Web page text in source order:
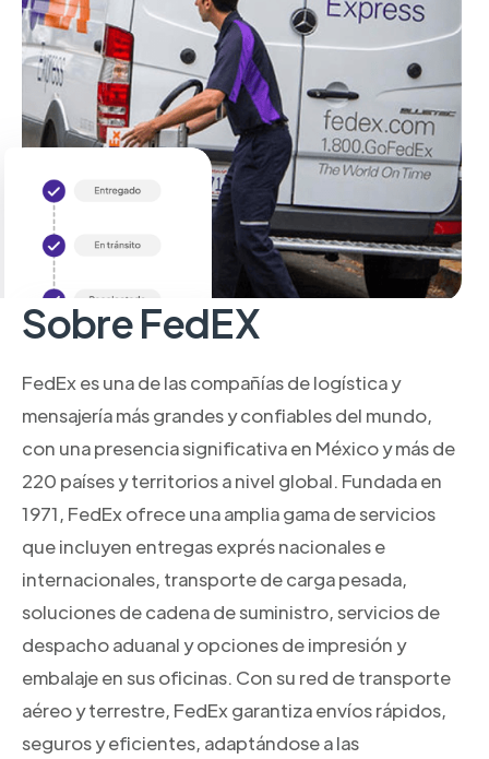
Sobre FedEX
FedEx es una de las compañías de logística y
mensajería más grandes y confiables del mundo,
con una presencia significativa en México y más de
220 países y territorios a nivel global. Fundada en
1971, FedEx ofrece una amplia gama de servicios
que incluyen entregas exprés nacionales e
internacionales, transporte de carga pesada,
soluciones de cadena de suministro, servicios de
despacho aduanal y opciones de impresión y
embalaje en sus oficinas. Con su red de transporte
aéreo y terrestre, FedEx garantiza envíos rápidos,
seguros y eficientes, adaptándose a las